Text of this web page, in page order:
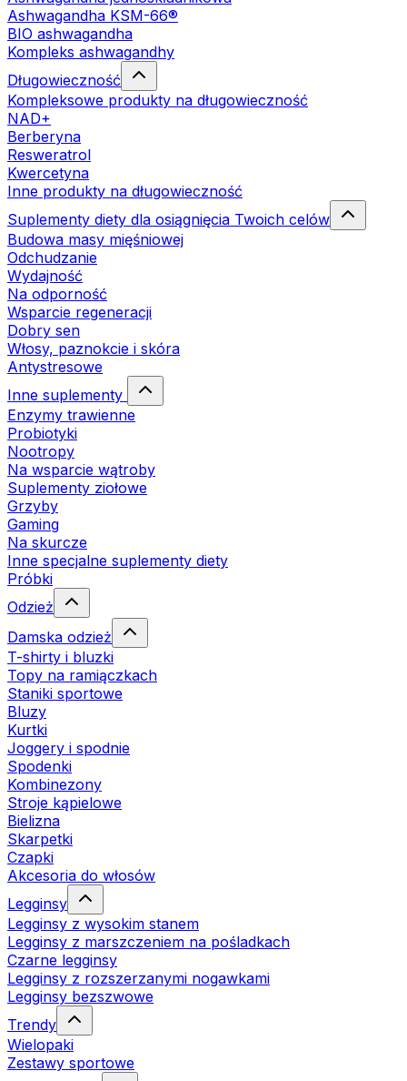
Ashwagandha KSM-66®
BIO ashwagandha
Kompleks ashwagandhy
Długowieczność
Kompleksowe produkty na długowieczność
NAD+
Berberyna
Resweratrol
Kwercetyna
Inne produkty na długowieczność
Suplementy diety dla osiągnięcia Twoich celów
Budowa masy mięśniowej
Odchudzanie
Wydajność
Na odporność
Wsparcie regeneracji
Dobry sen
Włosy, paznokcie i skóra
Antystresowe
Inne suplementy
Enzymy trawienne
Probiotyki
Nootropy
Na wsparcie wątroby
Suplementy ziołowe
Grzyby
Gaming
Na skurcze
Inne specjalne suplementy diety
Próbki
Odzież
Damska odzież
T-shirty i bluzki
Topy na ramiączkach
Staniki sportowe
Bluzy
Kurtki
Joggery i spodnie
Spodenki
Kombinezony
Stroje kąpielowe
Bielizna
Skarpetki
Czapki
Akcesoria do włosów
Legginsy
Legginsy z wysokim stanem
Legginsy z marszczeniem na pośladkach
Czarne legginsy
Legginsy z rozszerzanymi nogawkami
Legginsy bezszwowe
Trendy
Wielopaki
Zestawy sportowe